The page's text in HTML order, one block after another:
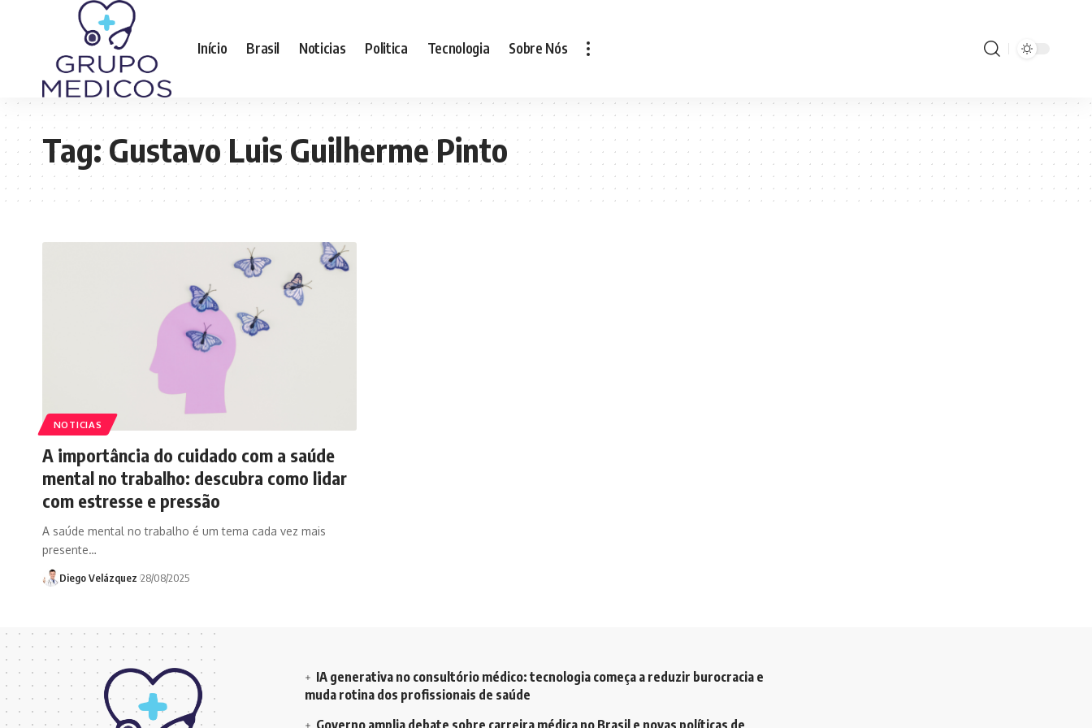
Início Brasil Noticias Politica Tecnologia Sobre Nós
Tag:Gustavo Luis Guilherme Pinto
NOTICIAS
A importância do cuidado com a saúde
mental no trabalho: descubra como lidar
com estresse e pressão
A saúde mental no trabalho é um tema cada vez mais
presente…
Diego Velázquez 28/08/2025
IA generativa no consultório médico: tecnologia começa a reduzir burocracia e
muda rotina dos profissionais de saúde
Governo amplia debate sobre carreira médica no Brasil e novas políticas de